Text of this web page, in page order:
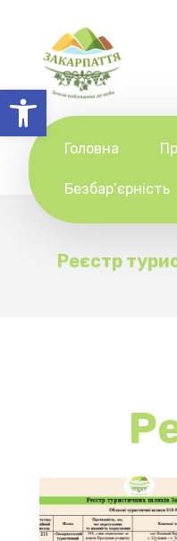
Відкрити Панель інструментів
Головна
Безбар’єрність
Реєстр